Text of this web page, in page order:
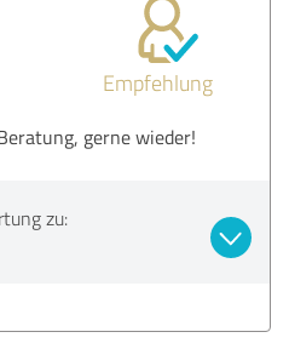
Empfehlung
gerne wieder!
zu: